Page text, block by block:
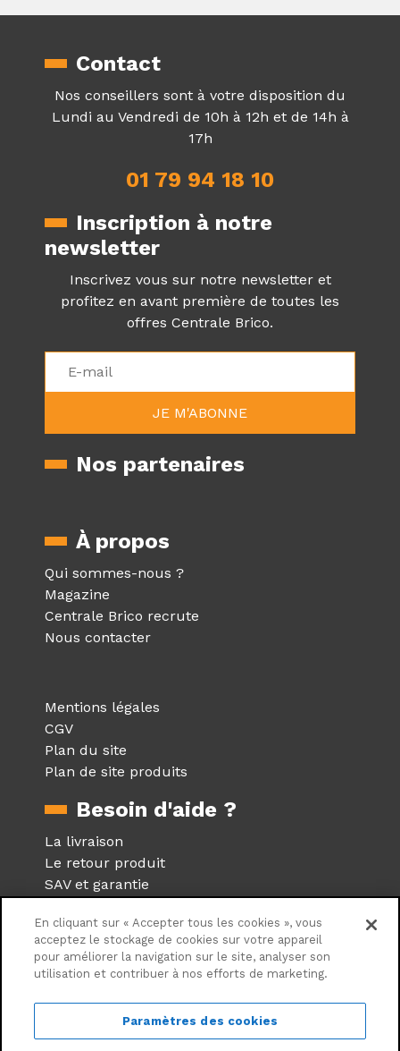
Contact
Nos conseillers sont à votre disposition du
Lundi au Vendredi de 10h à 12h et de 14h à
17h
01 79 94 18 10
Inscription à notre
newsletter
Inscrivez vous sur notre newsletter et
profitez en avant première de toutes les
offres Centrale Brico.
Nos partenaires
À propos
Qui sommes-nous ?
Magazine
Centrale Brico recrute
Nous contacter
Mentions légales
CGV
Plan du site
Plan de site produits
Besoin d'aide ?
La livraison
Le retour produit
SAV et garantie
Réseaux sociaux
Suivez nous sur les réseaux
En cliquant sur « Accepter tous les cookies », vous
acceptez le stockage de cookies sur votre appareil
pour améliorer la navigation sur le site, analyser son
utilisation et contribuer à nos efforts de marketing.
Paramètres des cookies